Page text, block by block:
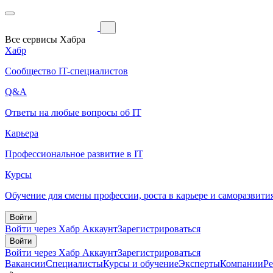
Все сервисы Хабра
Хабр
Сообщество IT-специалистов
Q&A
Ответы на любые вопросы об IT
Карьера
Профессиональное развитие в IT
Курсы
Обучение для смены профессии, роста в карьере и
Войти
Войти через Хабр АккаунтЗарегистрироваться
Войти
Войти через Хабр АккаунтЗарегистрироваться
ВакансииСпециалистыКурсы и обучениеЭкспертыКомпании